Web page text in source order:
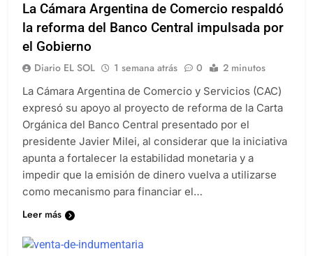
La Cámara Argentina de Comercio respaldó
la reforma del Banco Central impulsada por
el Gobierno
Diario EL SOL 1 semana atrás 0 2 minutos
La Cámara Argentina de Comercio y Servicios (CAC)
expresó su apoyo al proyecto de reforma de la Carta
Orgánica del Banco Central presentado por el
presidente Javier Milei, al considerar que la iniciativa
apunta a fortalecer la estabilidad monetaria y a
impedir que la emisión de dinero vuelva a utilizarse
como mecanismo para financiar el…
Leer más